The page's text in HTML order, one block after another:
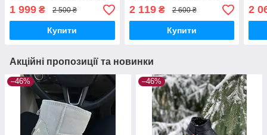
1 999 ₴ 2 500 ₴
Купити
2 119₴ 2 600 ₴
Купити
2
Акційні пропозиції та новинки
–46% –46%